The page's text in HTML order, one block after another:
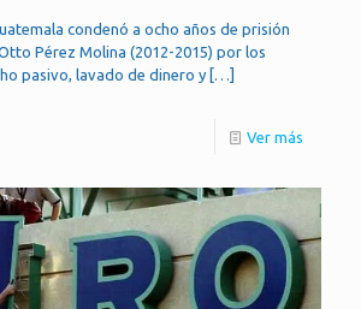
condenó a ocho años de prisión
Pérez Molina (2012-2015) por los
pasivo, lavado de dinero y […]
Ver más